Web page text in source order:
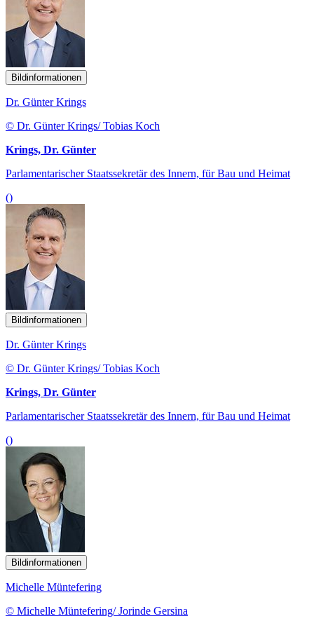
Bildinformationen
Dr. Günter Krings
© Dr. Günter Krings/ Tobias Koch
Krings, Dr. Günter
Parlamentarischer Staatssekretär des Innern, für Bau und Heimat
()
Bildinformationen
Dr. Günter Krings
© Dr. Günter Krings/ Tobias Koch
Krings, Dr. Günter
Parlamentarischer Staatssekretär des Innern, für Bau und Heimat
()
Bildinformationen
Michelle Müntefering
© Michelle Müntefering/ Jorinde Gersina